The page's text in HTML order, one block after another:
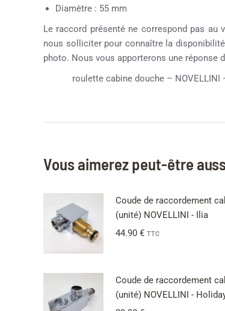
Diamètre : 55 mm
Le raccord présenté ne correspond pas au
nous solliciter pour connaître la
photo. Nous vous apporterons une réponse
roulette cabine douche – NOVELLINI –
Vous aimerez peut-être
Coude de raccordement
(unité) NOVELLINI - Ilia
44.90 € TTC
Coude de raccordement
(unité) NOVELLINI -